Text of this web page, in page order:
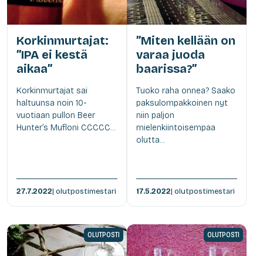
Korkinmurtajat:
”IPA ei kestä
aikaa”
Korkinmurtajat sai
haltuunsa noin 10-
vuotiaan pullon Beer
Hunter’s Mufloni CCCCC...
27.7.2022| olutpostimestari
”Miten kellään on
varaa juoda
baarissa?”
Tuoko raha onnea? Saako
paksulompakkoinen nyt
niin paljon
mielenkiintoisempaa
olutta...
17.5.2022| olutpostimestari
OLUTPOSTI OLUTPOSTI